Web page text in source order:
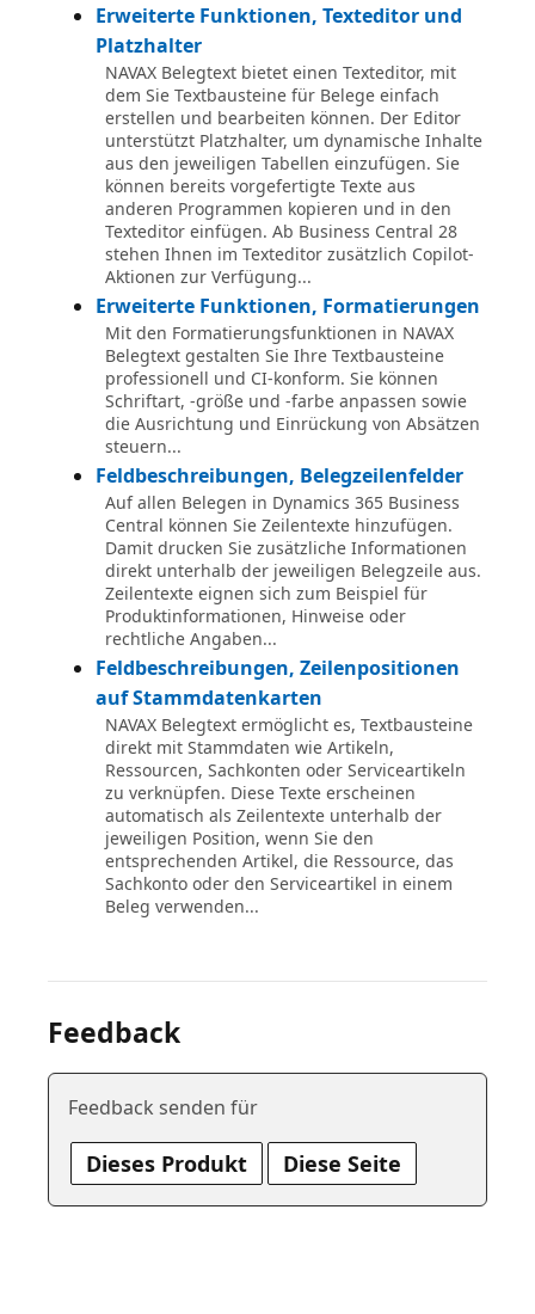
Erweiterte Funktionen, Texteditor und
Platzhalter
NAVAX Belegtext bietet einen Texteditor, mit
dem Sie Textbausteine für Belege einfach
erstellen und bearbeiten können. Der Editor
unterstützt Platzhalter, um dynamische Inhalte
aus den jeweiligen Tabellen einzufügen. Sie
können bereits vorgefertigte Texte aus
anderen Programmen kopieren und in den
Texteditor einfügen. Ab Business Central 28
stehen Ihnen im Texteditor zusätzlich Copilot-
Aktionen zur Verfügung...
Erweiterte Funktionen, Formatierungen
Mit den Formatierungsfunktionen in NAVAX
Belegtext gestalten Sie Ihre Textbausteine
professionell und CI-konform. Sie können
Schriftart, -größe und -farbe anpassen sowie
die Ausrichtung und Einrückung von Absätzen
steuern...
Feldbeschreibungen, Belegzeilenfelder
Auf allen Belegen in Dynamics 365 Business
Central können Sie Zeilentexte hinzufügen.
Damit drucken Sie zusätzliche Informationen
direkt unterhalb der jeweiligen Belegzeile aus.
Zeilentexte eignen sich zum Beispiel für
Produktinformationen, Hinweise oder
rechtliche Angaben...
Feldbeschreibungen, Zeilenpositionen
auf Stammdatenkarten
NAVAX Belegtext ermöglicht es, Textbausteine
direkt mit Stammdaten wie Artikeln,
Ressourcen, Sachkonten oder Serviceartikeln
zu verknüpfen. Diese Texte erscheinen
automatisch als Zeilentexte unterhalb der
jeweiligen Position, wenn Sie den
entsprechenden Artikel, die Ressource, das
Sachkonto oder den Serviceartikel in einem
Beleg verwenden...
Feedback
Feedback senden für
Dieses Produkt Diese Seite